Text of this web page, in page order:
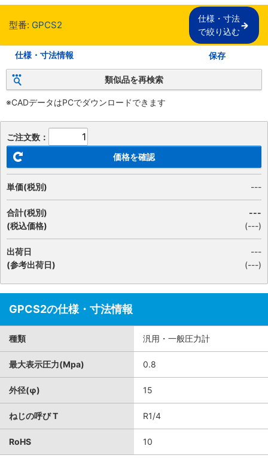
型番: GPCS2
仕様・寸法
で絞り込む
仕様・寸法情報 保存
類似品を再検索
※CADデータはPCでダウンロードできます
ご注文数：
価格を確認
単価(税別) ---
合計(税別)
(税込価格)
---
(---)
出荷日
(参考出荷日)
---
(---)
GPCS2の仕様・寸法情報
種類 汎用・一般圧力計
最大表示圧力(Mpa) 0.8
外径(φ) 15
ねじの呼び T R1/4
RoHS 10